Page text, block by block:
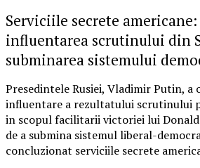
Serviciile secrete
influentarea scrutinului din
subminarea sistemului
Presedintele Rusiei, Vladimir Putin, a
influentare a rezultatului scrutinului
in scopul facilitarii victoriei lui
de a submina sistemul liberal-
concluzionat serviciile secrete